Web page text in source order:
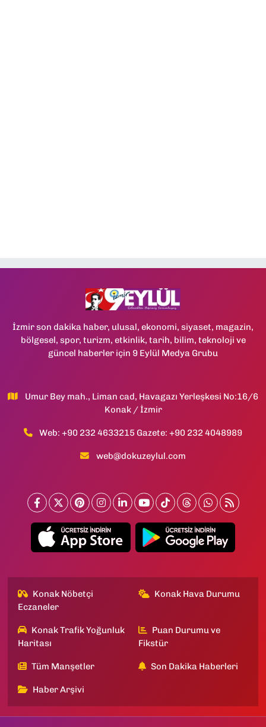
İzmir son dakika haber, ulusal, ekonomi, siyaset, magazin,
bölgesel, spor, turizm, etkinlik, tarih, bilim, teknoloji ve
güncel haberler için 9 Eylül Medya Grubu
Umur Bey mah., Liman cad, Havagazı Yerleşkesi No:16/6
Konak / İzmir
Web: +90 232 4633215 Gazete: +90 232 4048989
web@dokuzeylul.com
Konak Nöbetçi
Eczaneler
Konak Hava Durumu
Konak Trafik Yoğunluk
Haritası
Puan Durumu ve
Fikstür
Tüm Manşetler Son Dakika Haberleri
Haber Arşivi